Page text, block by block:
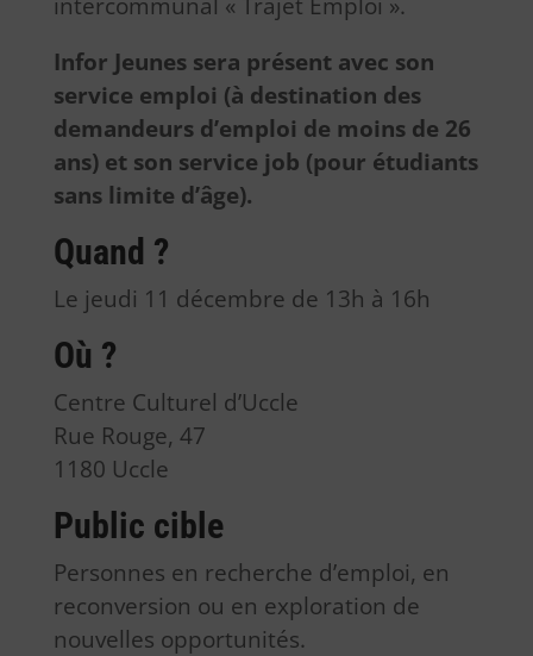
Infor Jeunes sera présent avec son
service emploi (à destination des
demandeurs d’emploi de moins de 26
ans) et son service job (pour étudiants
sans limite d’âge).
Quand ?
Le jeudi 11 décembre de 13h à 16h
Où ?
Centre Culturel d’Uccle
Rue Rouge, 47
1180 Uccle
Public cible
Personnes en recherche d’emploi, en
reconversion ou en exploration de
nouvelles opportunités.